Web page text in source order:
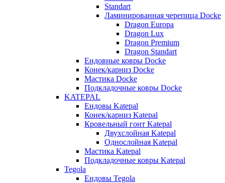
Standart
Ламинированная черепица Docke
Dragon Europa
Dragon Lux
Dragon Premium
Dragon Standart
Ендовные ковры Docke
Конек/карниз Docke
Мастика Docke
Подкладочные ковры Docke
KATEPAL
Ендовы Katepal
Конек/карниз Katepal
Кровельный гонт Katepal
Двухслойная Katepal
Однослойная Katepal
Мастика Katepal
Подкладочные ковры Katepal
Tegola
Ендовы Tegola